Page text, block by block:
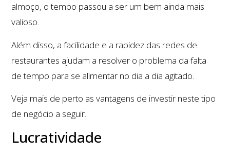
almoço, o tempo passou a ser um bem ainda mais
valioso.
Além disso, a facilidade e a rapidez das redes de
restaurantes ajudam a resolver o problema da falta
de tempo para se alimentar no dia a dia agitado.
Veja mais de perto as vantagens de investir neste tipo
de negócio a seguir.
Lucratividade